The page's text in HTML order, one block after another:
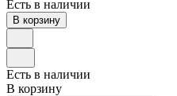
Есть в наличии
В корзину
Есть в наличии
В корзину